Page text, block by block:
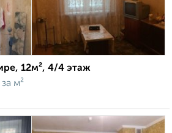
12м², 4/4 этаж
за м²